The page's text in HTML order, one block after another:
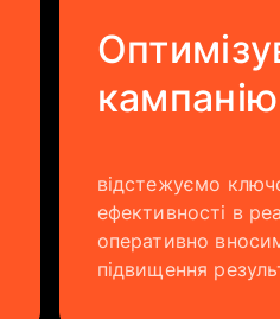
відстежуємо
ефективності в
оперативно
підвищення